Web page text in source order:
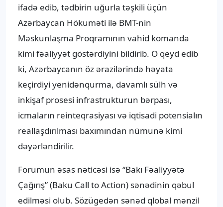
ifadə edib, tədbirin uğurla təşkili üçün
Azərbaycan Hökuməti ilə BMT-nin
Məskunlaşma Proqramının vahid komanda
kimi fəaliyyət göstərdiyini bildirib. O qeyd edib
ki, Azərbaycanın öz ərazilərində həyata
keçirdiyi yenidənqurma, davamlı sülh və
inkişaf prosesi infrastrukturun bərpası,
icmaların reinteqrasiyası və iqtisadi potensialın
reallaşdırılması baxımından nümunə kimi
dəyərləndirilir.
Forumun əsas nəticəsi isə “Bakı Fəaliyyətə
Çağırış” (Baku Call to Action) sənədinin qəbul
edilməsi olub. Sözügedən sənəd qlobal mənzil